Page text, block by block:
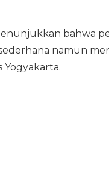
bahwa
namun